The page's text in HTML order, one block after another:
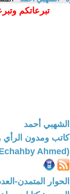
تبرعاتكم
الشهبي أحمد
كاتب ومدون الرأي
(Echahby Ahmed)
الحوار المتمدن-العدد: 8426 - 2025 / 8 / 6 -